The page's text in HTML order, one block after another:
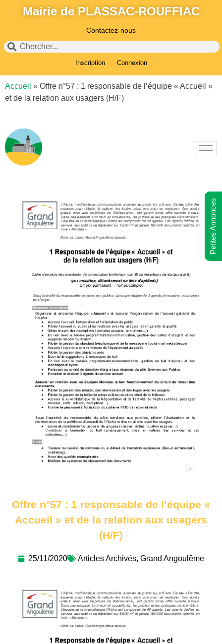
Mairie de PLASSAC-ROUFFIAC
Contactez-nous
Inscription Connexion
Accueil » Offre n°57 : 1 responsable de l’équipe « Accueil »
et de la relation aux usagers (H/F)
Offre n°57 : 1 responsable de l’équipe «
Accueil » et de la relation aux usagers
(H/F)
25/11/2020 Articles Archivés, Grand Angoulême
Petites Annonces